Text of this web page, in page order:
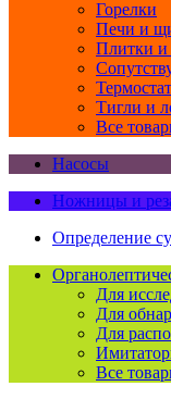
Горелки
Печи и
Плитки и
Тигли и
Все
Насосы
Ножницы и
Определение
Для
Для
Для
Все